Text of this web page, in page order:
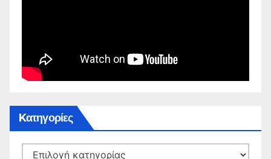
Kατηγορίες
Kατηγορίες